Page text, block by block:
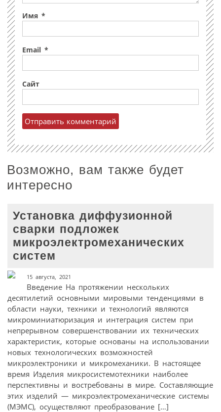
Имя *
Email *
Сайт
Возможно, вам также будет
интересно
Установка диффузионной
сварки подложек
микроэлектромеханических
систем
15 августа, 2021
Введение На протяжении нескольких
десятилетий основными мировыми тенденциями в
области науки, техники и технологий являются
микроминиатюризация и интеграция систем при
непрерывном совершенствовании их технических
характеристик, которые основаны на использовании
новых технологических возможностей
микроэлектроники и микромеханики. В настоящее
время Изделия микросистемотехники наиболее
перспективны и востребованы в мире. Составляющие
этих изделий — микроэлектромеханические системы
(МЭМС), осуществляют преобразование […]